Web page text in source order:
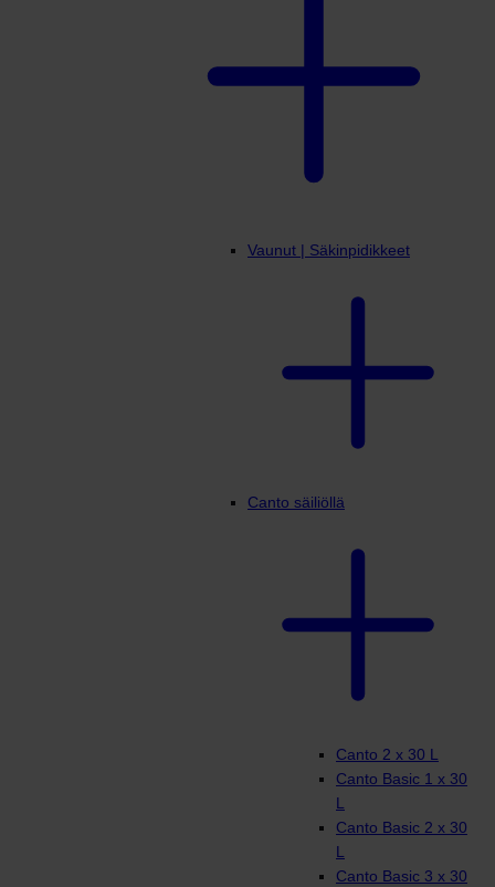
Vaunut | Säkinpidikkeet
Canto säiliöllä
Canto 2 x 30 L
Canto Basic 1 x 30
L
Canto Basic 2 x 30
L
Canto Basic 3 x 30